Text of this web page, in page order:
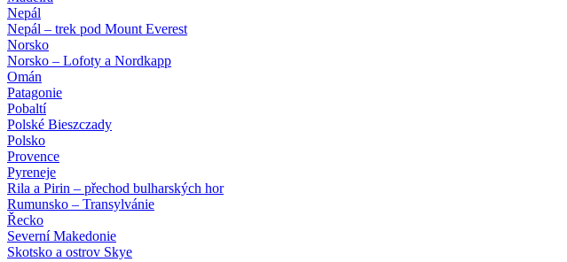
Nepál
Nepál – trek pod Mount Everest
Norsko
Norsko – Lofoty a Nordkapp
Omán
Patagonie
Pobaltí
Polské Bieszczady
Polsko
Provence
Pyreneje
Rila a Pirin – přechod bulharských hor
Rumunsko – Transylvánie
Řecko
Severní Makedonie
Skotsko a ostrov Skye